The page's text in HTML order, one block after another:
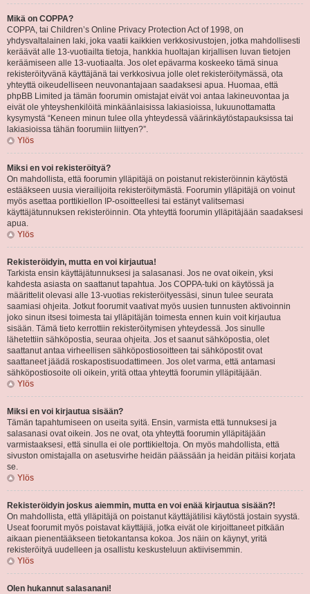
Mikä on COPPA?
COPPA, tai Children’s Online Privacy Protection Act of 1998, on
yhdysvaltalainen laki, joka vaatii kaikkien verkkosivustojen, jotka mahdollisesti
keräävät alle 13-vuotiailta tietoja, hankkia huoltajan kirjallisen luvan tietojen
keräämiseen alle 13-vuotiaalta. Jos olet epävarma koskeeko tämä sinua
rekisteröityvänä käyttäjänä tai verkkosivua jolle olet rekisteröitymässä, ota
yhteyttä oikeudelliseen neuvonantajaan saadaksesi apua. Huomaa, että
phpBB Limited ja tämän foorumin omistajat eivät voi antaa lakineuvontaa ja
eivät ole yhteyshenkilöitä minkäänlaisissa lakiasioissa, lukuunottamatta
kysymystä “Keneen minun tulee olla yhteydessä väärinkäytöstapauksissa tai
lakiasioissa tähän foorumiin liittyen?”.
Ylös
Miksi en voi rekisteröityä?
On mahdollista, että foorumin ylläpitäjä on poistanut rekisteröinnin käytöstä
estääkseen uusia vierailijoita rekisteröitymästä. Foorumin ylläpitäjä on voinut
myös asettaa porttikiellon IP-osoitteellesi tai estänyt valitsemasi
käyttäjätunnuksen rekisteröinnin. Ota yhteyttä foorumin ylläpitäjään saadaksesi
apua.
Ylös
Rekisteröidyin, mutta en voi kirjautua!
Tarkista ensin käyttäjätunnuksesi ja salasanasi. Jos ne ovat oikein, yksi
kahdesta asiasta on saattanut tapahtua. Jos COPPA-tuki on käytössä ja
määrittelit olevasi alle 13-vuotias rekisteröityessäsi, sinun tulee seurata
saamiasi ohjeita. Jotkut foorumit vaativat myös uusien tunnusten aktivoinnin
joko sinun itsesi toimesta tai ylläpitäjän toimesta ennen kuin voit kirjautua
sisään. Tämä tieto kerrottiin rekisteröitymisen yhteydessä. Jos sinulle
lähetettiin sähköpostia, seuraa ohjeita. Jos et saanut sähköpostia, olet
saattanut antaa virheellisen sähköpostiosoitteen tai sähköpostit ovat
saattaneet jäädä roskapostisuodattimeen. Jos olet varma, että antamasi
sähköpostiosoite oli oikein, yritä ottaa yhteyttä foorumin ylläpitäjään.
Ylös
Miksi en voi kirjautua sisään?
Tämän tapahtumiseen on useita syitä. Ensin, varmista että tunnuksesi ja
salasanasi ovat oikein. Jos ne ovat, ota yhteyttä foorumin ylläpitäjään
varmistaaksesi, että sinulla ei ole porttikieltoja. On myös mahdollista, että
sivuston omistajalla on asetusvirhe heidän päässään ja heidän pitäisi korjata
se.
Ylös
Rekisteröidyin joskus aiemmin, mutta en voi enää kirjautua sisään?!
On mahdollista, että ylläpitäjä on poistanut käyttäjätilisi käytöstä jostain syystä.
Useat foorumit myös poistavat käyttäjiä, jotka eivät ole kirjoittaneet pitkään
aikaan pienentääkseen tietokantansa kokoa. Jos näin on käynyt, yritä
rekisteröityä uudelleen ja osallistu keskusteluun aktiivisemmin.
Ylös
Olen hukannut salasanani!